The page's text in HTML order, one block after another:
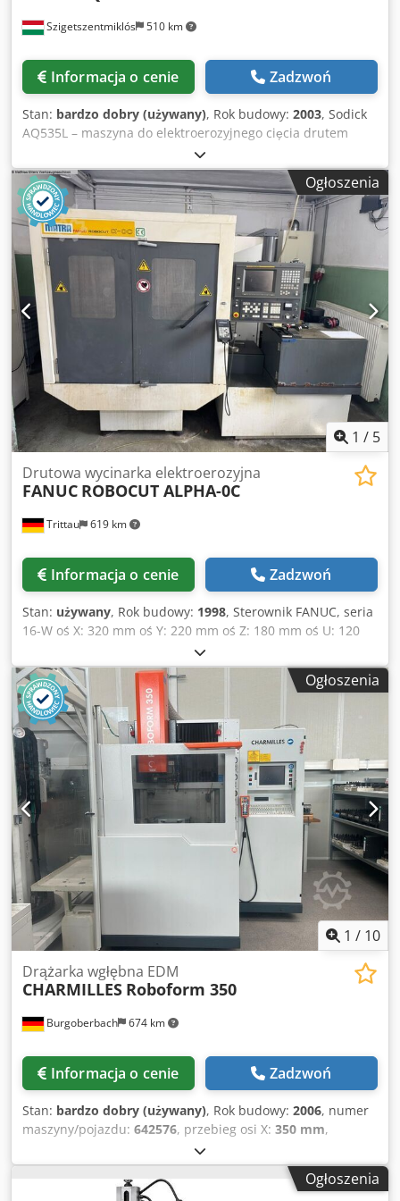
Szigetszentmiklós 510 km
Informacja o cenie Zadzwoń
Stan: bardzo dobry (używany), Rok budowy: 2003, Sodick
AQ535L – maszyna do elektroerozyjnego cięcia drutem
(EDM) Rok produkcji: 2007 5 osi Szczegóły techniczne: Skok
osi X: 550 mm Skok osi Y: 350 mm Skok osi Z: 300 mm Skok
osi U/V: 80/80 mm Wymiary stołu roboczego: 790 x 500 mm
Dcodpfx Aozqzznskpek Maksymalna dopuszczalna waga
obrabianego elementu: 800 kg Wymiary zbiornika
roboczego (szerokość x głębokość): 1100 x 720 mm
Odległość od podłogi do górnej powierzchni stołu: 1005
mm Wymiary obrabianego elementu: Maksymalna
wysokość obrabianego elementu: 290 mm System drutowy:
• Kąt stożka: 20° / 80 mm • Napięcie drutu: od 300 g do
2300 g • Maksymalna prędkość posuwu drutu: 250 mm/s •
Maksymalna waga szpuli z drutem: 6 kg • Zbiornik
dielektryczny: • Wymiary zewnętrzne (szerokość x głębokość
x wysokość): 640 x 2400 x 1843 mm • Waga pustego
zbiornika: 350 kg • Pojemność: 730 l
Ogłoszenia
1 / 5
Trittau 619 km
Drutowa wycinarka elektroerozyjna
FANUC ROBOCUT ALPHA-0C
Informacja o cenie Zadzwoń
Stan: używany, Rok budowy: 1998, Sterownik FANUC, seria
16-W oś X: 320 mm oś Y: 220 mm oś Z: 180 mm oś U: 120
mm oś V: 120 mm Dcsdjzrh N Uopfx Akpjk szybki przesuw
(oś X): 900 mm/min szybki przesuw (oś Y): 900 mm/min
szybki przesuw (oś Z): 450 mm/min szybki przesuw (oś U):
450 mm/min szybki przesuw (oś V): 450 mm/min maks.
waga obrabianego przedmiotu: 250 kg waga maszyny: ok.
1,5 t moc przyłączeniowa: 11 kVA Według naszej oceny,
maszyna znajduje się w dobrym stanie, jest używana, ale w
pełni sprawna i może być obejrzana po wcześniejszym
uzgodnieniu terminu. Akcesoria, narzędzia i urządzenia
mocujące widoczne na zdjęciach nie wchodzą w skład
dostawy, chyba że jest to wyraźnie zaznaczone w
dodatkowych informacjach. Zmiany i błędy w danych
technicznych i specyfikacjach zastrzegamy. Sprzedaż
zastrzegamy!
Ogłoszenia
1 / 10
Burgoberbach 674 km
Drążarka wgłębna EDM
CHARMILLES Roboform 350
Informacja o cenie Zadzwoń
Stan: bardzo dobry (używany), Rok budowy: 2006, numer
maszyny/pojazdu: 642576, przebieg osi X: 350 mm,
, przesuw osi Z:
przedmiotu obrabianego (maks.):500 kg, całkowita
2 522 mm, całkowita szerokość: 1 690 mm,
Ogłoszenia